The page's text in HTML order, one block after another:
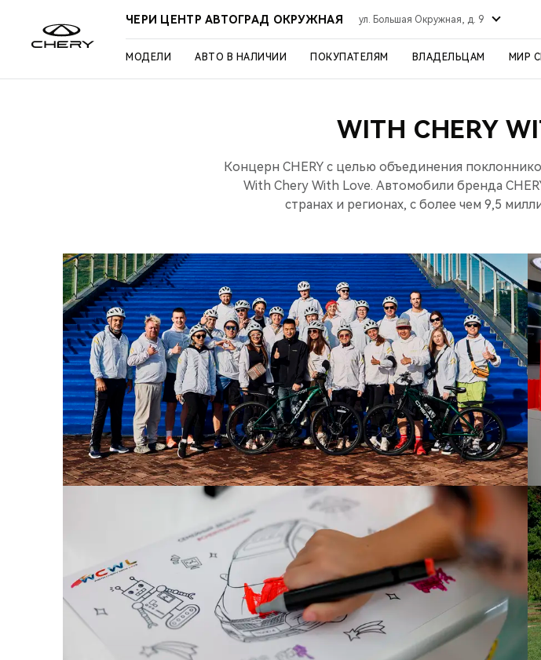
ЧЕРИ ЦЕНТР АВТОГРАД ОКРУЖНАЯ ул. Большая Окружная, д. 9
МОДЕЛИ АВТО В НАЛИЧИИ ПОКУПАТЕЛЯМ ВЛАДЕЛЬЦАМ МИР
WITH CHERY
Концерн CHERY с целью объединения
With Chery With Love. Автомобили бренда
странах и регионах, с более чем 9,5